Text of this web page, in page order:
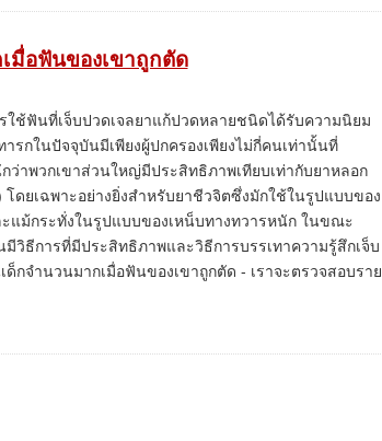
มื่อฟันของเขาถูกตัด
ใช้ฟันที่เจ็บปวดเจลยาแก้ปวดหลายชนิดได้รับความนิยม
ารกในปัจจุบันมีเพียงผู้ปกครองเพียงไม่กี่คนเท่านั้นที่
ว่าพวกเขาส่วนใหญ่มีประสิทธิภาพเทียบเท่ากับยาหลอก
โดยเฉพาะอย่างยิ่งสำหรับยาชีวจิตซึ่งมักใช้ในรูปแบบของ
แม้กระทั่งในรูปแบบของเหน็บทางทวารหนัก ในขณะ
มีวิธีการที่มีประสิทธิภาพและวิธีการบรรเทาความรู้สึกเจ็บ
ด็กจำนวนมากเมื่อฟันของเขาถูกตัด - เราจะตรวจสอบราย